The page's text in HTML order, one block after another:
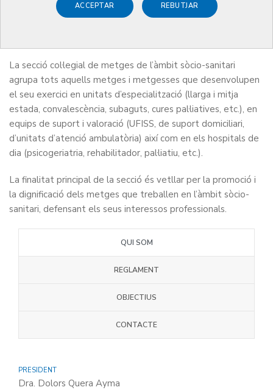
ACCEPTAR REBUTJAR
Metges de l'àmbit Sòcio-
La secció col·legial de metges de l’àmbit sòcio-sanitari
agrupa tots aquells metges i metgesses que desenvolupen
el seu exercici en unitats d’especialització (llarga i mitja
estada, convalescència, subaguts, cures pal·liatives, etc.), en
equips de suport i valoració (UFISS, de suport domiciliari,
d’unitats d’atenció ambulatòria) així com en els hospitals de
dia (psicogeriatria, rehabilitador, pal·liatiu, etc.).
La finalitat principal de la secció és vetllar per la promoció i
la dignificació dels metges que treballen en l’àmbit sòcio-
sanitari, defensant els seus interessos professionals.
QUI SOM
REGLAMENT
OBJECTIUS
CONTACTE
PRESIDENT
Dra. Dolors Quera Ayma